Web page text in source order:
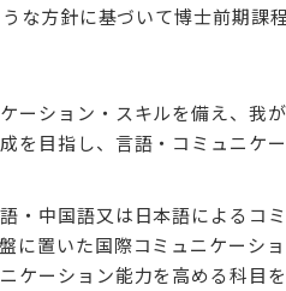
な方針に基づいて博士前期課
ーション・スキルを備え、我
を目指し、言語・コミュニケ
・中国語又は日本語によるコ
に置いた国際コミュニケーシ
ケーション能力を高める科目を